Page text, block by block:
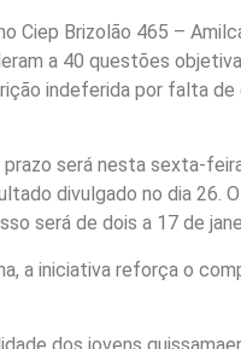
Ciep Brizolão 465 –
a 40 questões
indeferida por falta
será nesta sexta-
divulgado no dia 26.
será de dois a 17 de
a iniciativa reforça o